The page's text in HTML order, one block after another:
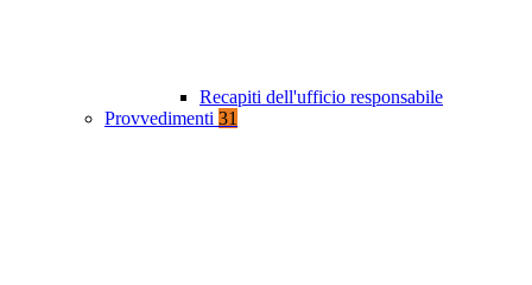
Recapiti dell'ufficio responsabile
Provvedimenti 31